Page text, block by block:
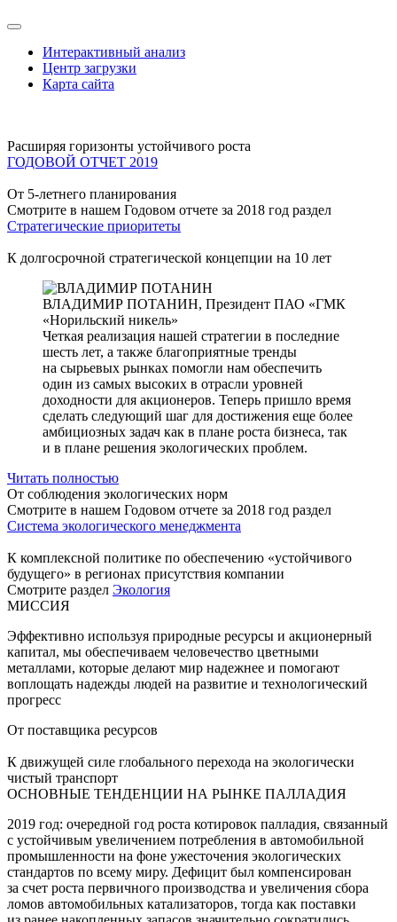
Интерактивный анализ
Центр загрузки
Карта сайта
Расширяя горизонты устойчивого роста
ГОДОВОЙ ОТЧЕТ 2019
От 5-летнего планирования
Смотрите в нашем Годовом отчете за 2018 год раздел
Стратегические приоритеты
К долгосрочной стратегической концепции на 10 лет
ВЛАДИМИР ПОТАНИН, Президент ПАО «ГМК
«Норильский никель»
Четкая реализация нашей стратегии в последние
шесть лет, а также благоприятные тренды
на сырьевых рынках помогли нам обеспечить
один из самых высоких в отрасли уровней
доходности для акционеров. Теперь пришло время
сделать следующий шаг для достижения еще более
амбициозных задач как в плане роста бизнеса, так
и в плане решения экологических проблем.
Читать полностью
От соблюдения экологических норм
Смотрите в нашем Годовом отчете за 2018 год раздел
Система экологического менеджмента
К комплексной политике по обеспечению «устойчивого
будущего» в регионах присутствия компании
Смотрите раздел Экология
МИССИЯ
Эффективно используя природные ресурсы и акционерный
капитал, мы обеспечиваем человечество цветными
металлами, которые делают мир надежнее и помогают
воплощать надежды людей на развитие и технологический
прогресс
От поставщика ресурсов
К движущей силе глобального перехода на экологически
чистый транспорт
ОСНОВНЫЕ ТЕНДЕНЦИИ НА РЫНКЕ ПАЛЛАДИЯ
2019 год: очередной год роста котировок палладия, связанный
с устойчивым увеличением потребления в автомобильной
промышленности на фоне ужесточения экологических
стандартов по всему миру. Дефицит был компенсирован
за счет роста первичного производства и увеличения сбора
ломов автомобильных катализаторов, тогда как поставки